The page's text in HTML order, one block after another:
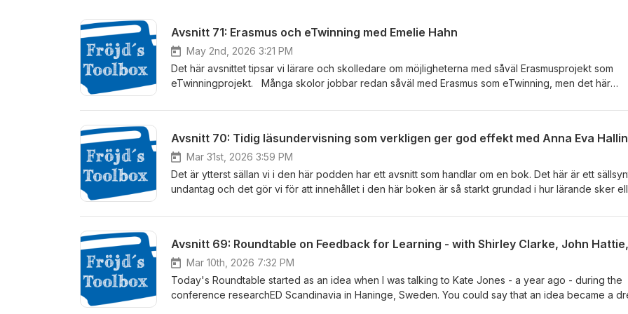
Avsnitt 71: Erasmus och eTwinning med Emelie Hahn
May 2nd, 2026 3:21 PM
Det här avsnittet tipsar vi lärare och skolledare om möjligheterna med såväl Erasmusprojekt som
eTwinningprojekt. Många skolor jobbar redan såväl med Erasmus som eTwinning, men det här
inte börjat, men är nyfiken och vill ha kloka tips och råd. Dagens gäst - Emelie Hahn -
erfarenheter av att driva Erasmusprojekt. Till vardags är hon förstelärare, undervisar i tyska och
ämnen på Gränbyskolan, Uppsala. Vidare är hon författare och läromedelsutvecklare. Kontakt:
Frojdstoolbox@gmail.com Musik: Andreas Lidberg
Mar 31st, 2026 3:59 PM
Det är ytterst sällan vi i den här podden har ett avsnitt som handlar om en bok. Det här är ett
undantag och det gör vi för att innehållet i den här boken är så starkt grundad i hur lärande sker
område som om läsinlärning, vad forskningen säger om vad som fungerar samt konkreta och
begreppet the Science of Reading, som ju helt enkelt bara är en del av SOL, men mer specifikt för
läsning och skrivning. Gästerna i det här avsnittet heter Anna Eva Hallin och Linda Fälth. Anna Eva
Hallin är logoped och forskare. Linda Fälth är professor i pedagogik och även specialpedagog.
Tillsammans har de skrivit boken Tidig läsundervisning med ljudningsmetoden - Phonics på
Mar 10th, 2026 7:32 PM
Today's Roundtable started as an idea when I was talking to Kate Jones - a year ago - during the
conference researchED Scandinavia in Haninge, Sweden. You could say that an idea became a